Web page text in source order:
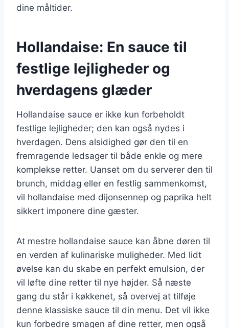
dine måltider.
Hollandaise: En sauce til
festlige lejligheder og
hverdagens glæder
Hollandaise sauce er ikke kun forbeholdt
festlige lejligheder; den kan også nydes i
hverdagen. Dens alsidighed gør den til en
fremragende ledsager til både enkle og mere
komplekse retter. Uanset om du serverer den til
brunch, middag eller en festlig sammenkomst,
vil hollandaise med dijonsennep og paprika helt
sikkert imponere dine gæster.
At mestre hollandaise sauce kan åbne døren til
en verden af kulinariske muligheder. Med lidt
øvelse kan du skabe en perfekt emulsion, der
vil løfte dine retter til nye højder. Så næste
gang du står i køkkenet, så overvej at tilføje
denne klassiske sauce til din menu. Det vil ikke
kun forbedre smagen af dine retter, men også